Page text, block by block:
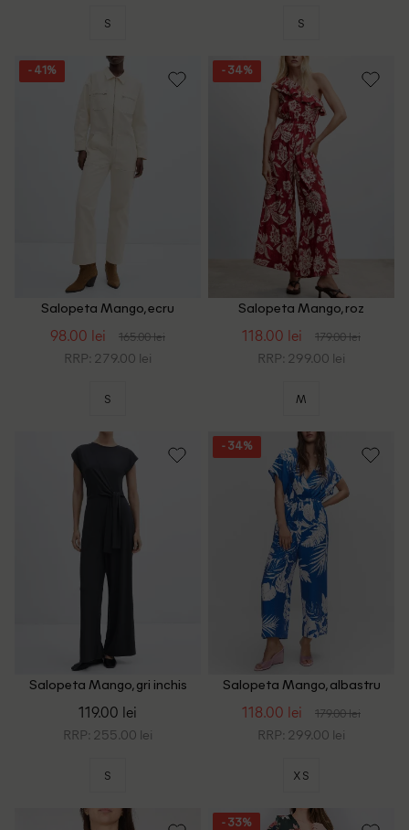
S S
- 41%
Salopeta Mango, ecru
98.00 lei 165.00 lei
RRP: 279.00 lei
S
- 34%
Salopeta Mango, roz
118.00 lei 179.00 lei
RRP: 299.00 lei
M
Salopeta Mango, gri inchis
119.00 lei
RRP: 255.00 lei
S
- 34%
Salopeta Mango, albastru
118.00 lei 179.00 lei
RRP: 299.00 lei
XS
- 33%